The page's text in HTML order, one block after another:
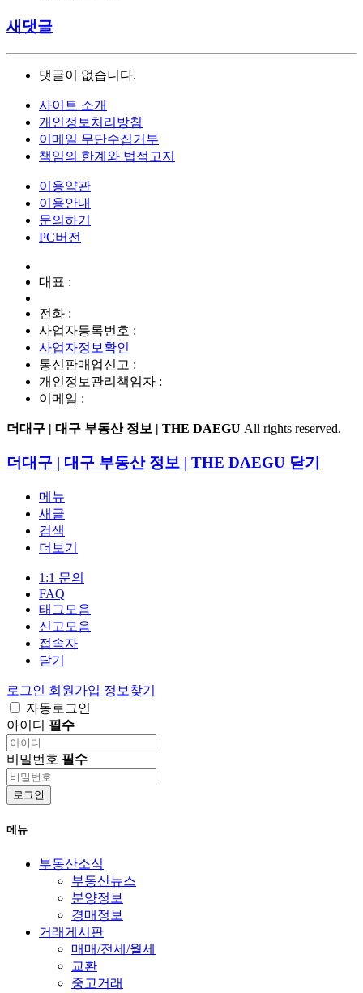
새댓글
댓글이 없습니다.
사이트 소개
개인정보처리방침
이메일 무단수집거부
책임의 한계와 법적고지
이용약관
이용안내
문의하기
PC버전
대표 :
전화 :
사업자등록번호 :
사업자정보확인
통신판매업신고 :
개인정보관리책임자 :
이메일 :
더대구 | 대구 부동산 정보 | THE DAEGU All rights reserved.
더대구 | 대구 부동산 정보 | THE DAEGU 닫기
메뉴
새글
검색
더보기
1:1 문의
FAQ
태그모음
신고모음
접속자
닫기
로그인 회원가입 정보찾기
자동로그인
아이디 필수
비밀번호 필수
로그인
메뉴
부동산소식
부동산뉴스
분양정보
경매정보
거래게시판
매매/전세/월세
교환
중고거래